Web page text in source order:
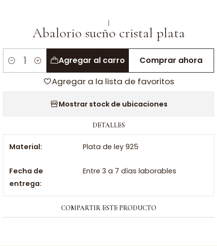
|
Abalorio sueño cristal plata
Cantidad
Agregar al carro Comprar ahora
Agregar a la lista de favoritos
Mostrar stock de ubicaciones
DETALLES
Material: Plata de ley 925
Fecha de
entrega:
Entre 3 a 7 días laborables
COMPARTIR ESTE PRODUCTO